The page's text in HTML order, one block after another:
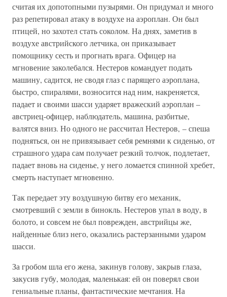
считая их допотопными пузырями. Он придумал и много
раз репетировал атаку в воздухе на аэроплан. Он был
птицей, но захотел стать соколом. На днях, заметив в
воздухе австрийского летчика, он приказывает
помощнику сесть и прогнать врага. Офицер на
мгновение заколебался. Нестеров командует подать
машину, садится, не сводя глаз с парящего аэроплана,
быстро, спиралями, возносится над ним, накреняется,
падает и своими шасси ударяет вражеский аэроплан –
австриец-офицер, наблюдатель, машина, разбитые,
валятся вниз. Но одного не рассчитал Нестеров, – спеша
подняться, он не привязывает себя ремнями к сиденью, от
страшного удара сам получает резкий толчок, подлетает,
падает вновь на сиденье, у него ломается спинной хребет,
смерть наступает мгновенно.
Так передает эту воздушную битву его механик,
смотревший с земли в бинокль. Нестеров упал в воду, в
болото, и совсем не был поврежден, австрийцы же,
найденные близ него, оказались растерзанными ударом
шасси.
За гробом шла его жена, закинув голову, закрыв глаза,
закусив губу, молодая, маленькая: ей он поверял свои
гениальные планы, фантастические мечтания. На